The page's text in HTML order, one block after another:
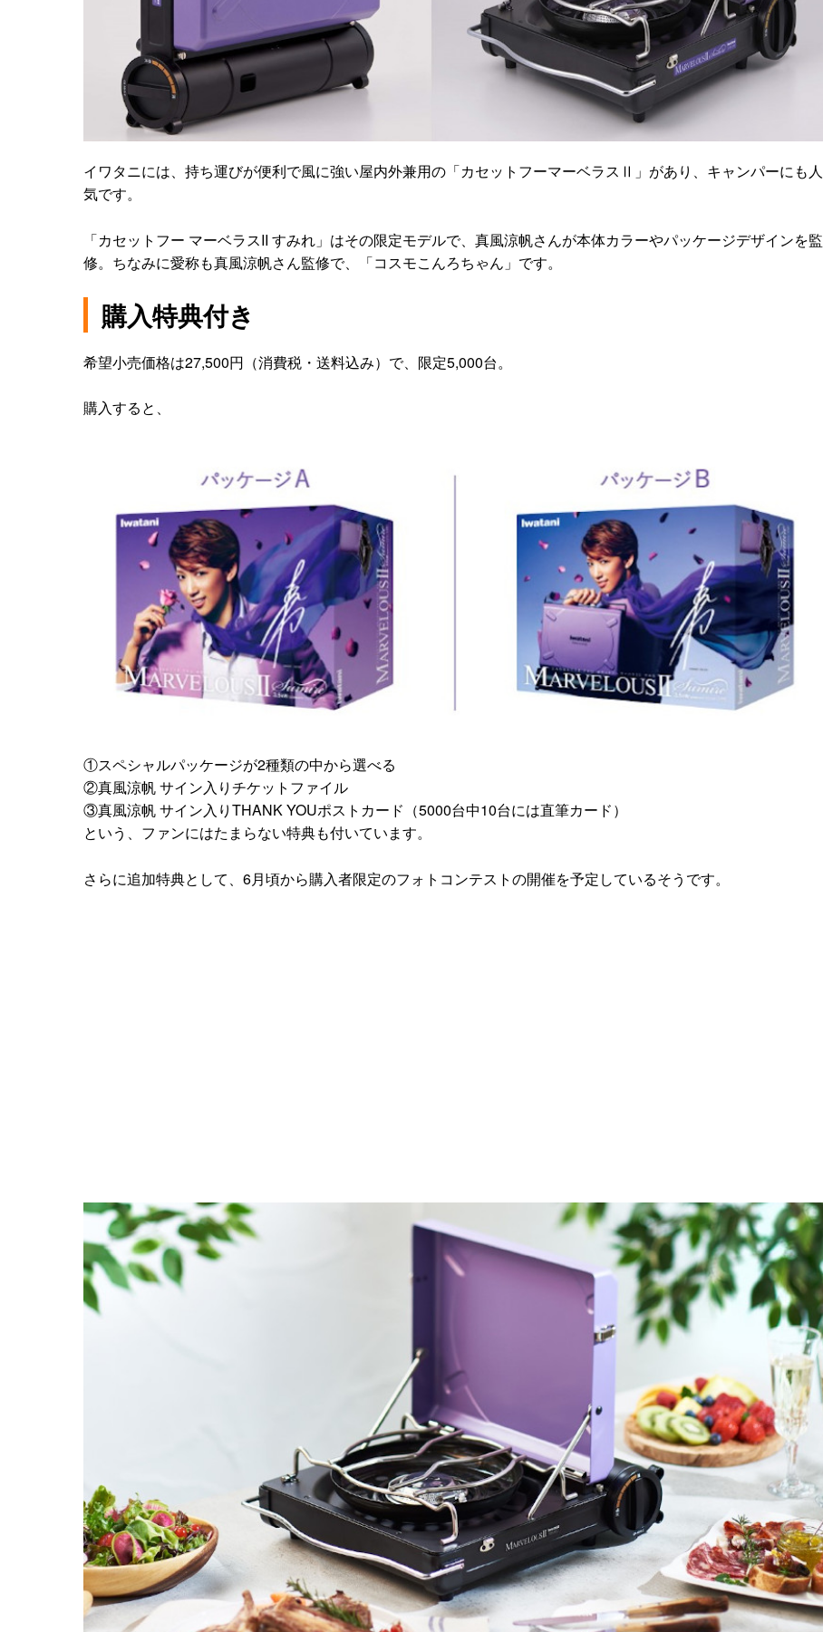
イワタニには、持ち運びが便利で風に強い屋内外兼用の「カセットフーマーベラスⅡ」があり、キャンパーにも人
気です。
「カセットフー マーベラスII すみれ」はその限定モデルで、真風涼帆さんが本体カラーやパッケージデザインを監
修。ちなみに愛称も真風涼帆さん監修で、「コスモこんろちゃん」です。
購入特典付き
希望小売価格は27,500円（消費税・送料込み）で、限定5,000台。
購入すると、
①スペシャルパッケージが2種類の中から選べる
②真風涼帆 サイン入りチケットファイル
③真風涼帆 サイン入りTHANK YOUポストカード（5000台中10台には直筆カード）
という、ファンにはたまらない特典も付いています。
さらに追加特典として、6月頃から購入者限定のフォトコンテストの開催を予定しているそうです。